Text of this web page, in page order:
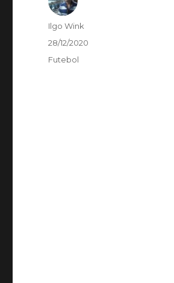
Autor
Ilgo Wink
Publicado
28/12/2020
Categorias
Futebol